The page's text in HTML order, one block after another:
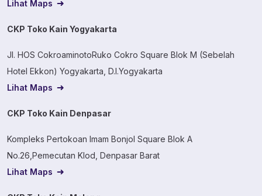
Lihat Maps
CKP Toko Kain Yogyakarta
Jl. HOS CokroaminotoRuko Cokro Square Blok M (Sebelah
Hotel Ekkon) Yogyakarta, D.I.Yogyakarta
Lihat Maps
CKP Toko Kain Denpasar
Kompleks Pertokoan Imam Bonjol Square Blok A
No.26,Pemecutan Klod, Denpasar Barat
Lihat Maps